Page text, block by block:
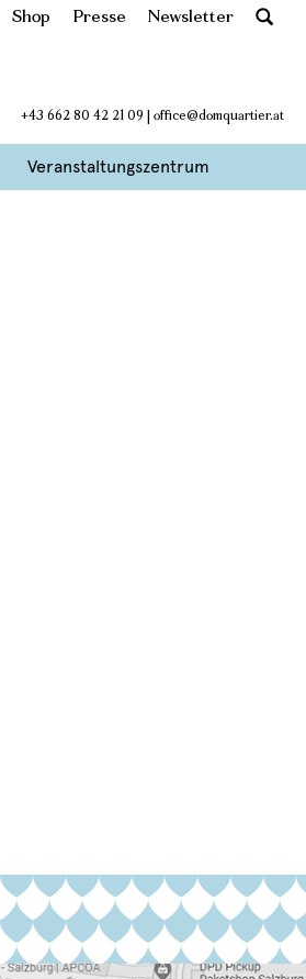
Shop Presse Newsletter
+43 662 80 42 21 09 | office@domquartier.at
Veranstaltungszentrum